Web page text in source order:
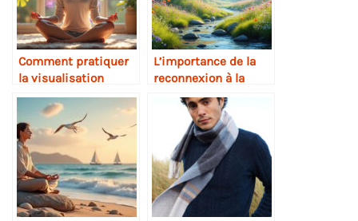
Comment pratiquer
la visualisation
positive
L’importance de la
reconnexion à la
nature